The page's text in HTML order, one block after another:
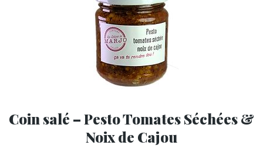
Coin salé – Pesto Tomates Séchées &
Noix de Cajou